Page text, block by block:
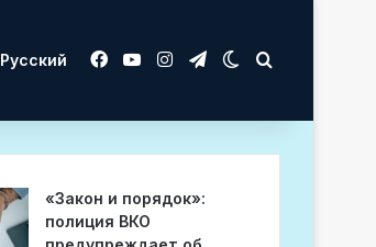
Русский Facebook
YouTubeInstagram
TelegramSwitch skin
«Закон и порядок»:
полиция ВКО